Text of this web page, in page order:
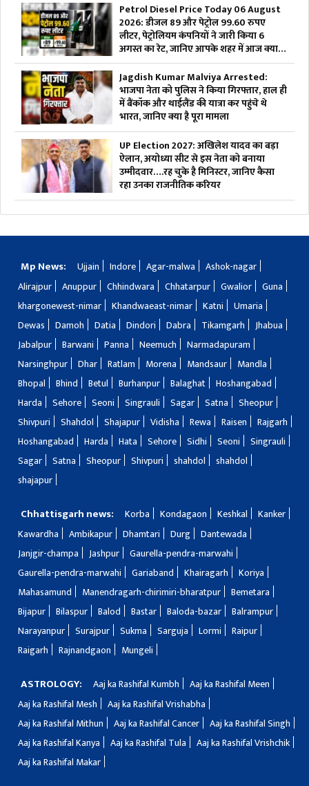
Petrol Diesel Price Today 06 August
2026: डीजल 89 और पेट्रोल 99.60 रुपए
लीटर, पेट्रोलियम कंपनियों ने जारी किया 6
अगस्त का रेट, जानिए आपके शहर में आज क्या है
ईंधन की कीमत
Jagdish Kumar Malviya Arrested:
भाजपा नेता को पुलिस ने किया गिरफ्तार, हाल ही
में बैंकॉक और थाईलैंड की यात्रा कर पहुंचे थे
भारत, जानिए क्या है पूरा मामला
UP Election 2027: अखिलेश यादव का बड़ा
ऐलान, अयोध्या सीट से इस नेता को बनाया
उम्मीदवार….रह चुके है मिनिस्टर, जानिए कैसा
रहा उनका राजनीतिक करियर
Mp News: Ujjain Indore Agar-malwa
Ashok-nagar
Alirajpur
Anuppur Chhindwara Chhatarpur Gwalior
Guna
khargonewest-nimar
Khandwaeast-nimar Katni
Umaria
Dewas
Damoh Datia Dindori Dabra Tikamgarh
Jhabua
Jabalpur
Barwani Panna Neemuch
Narmadapuram
Narsinghpur
Dhar Ratlam Morena Mandsaur
Mandla
Bhopal
Bhind Betul Burhanpur Balaghat
Hoshangabad
Harda
Sehore Seoni Singrauli Sagar Satna
Sheopur
Shivpuri
Shahdol Shajapur Vidisha Rewa Raisen
Rajgarh
Hoshangabad
Harda Hata Sehore Sidhi Seoni
Singrauli
Sagar
Satna Sheopur Shivpuri shahdol
shahdol
shajapur
Chhattisgarh news: Korba Kondagaon Keshkal
Kanker
Kawardha
Ambikapur Dhamtari Durg
Dantewada
Janjgir-champa
Jashpur
Gaurella-pendra-marwahi
Gaurella-pendra-marwahi
Gariaband Khairagarh
Koriya
Mahasamund
Manendragarh-chirimiri-bharatpur
Bemetara
Bijapur
Bilaspur Balod Bastar Baloda-bazar
Balrampur
Narayanpur
Surajpur Sukma Sarguja Lormi
Raipur
Raigarh
Rajnandgaon Mungeli
ASTROLOGY: Aaj ka Rashifal Kumbh
Aaj ka Rashifal Meen
Aaj ka Rashifal Mesh
Aaj ka Rashifal Vrishabha
Aaj ka Rashifal Mithun
Aaj ka Rashifal Cancer
Aaj ka Rashifal Singh
Aaj ka Rashifal Kanya
Aaj ka Rashifal Tula
Aaj ka Rashifal Vrishchik
Aaj ka Rashifal Makar